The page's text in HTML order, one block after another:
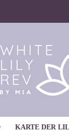
KARTE DER